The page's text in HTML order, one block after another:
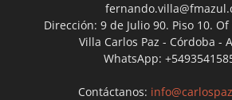
Dirección: 9 de Julio 90. Piso 10. Of
Villa Carlos Paz - Córdoba -
WhatsApp:
Contáctanos: